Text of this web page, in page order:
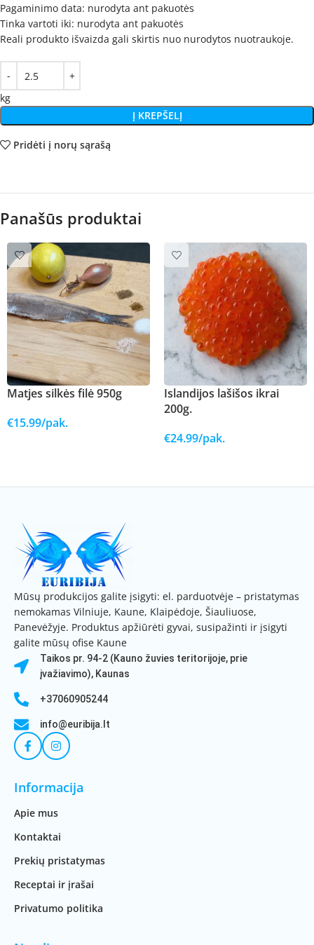
Pagaminimo data: nurodyta ant pakuotės
Tinka vartoti iki: nurodyta ant pakuotės
Reali produkto išvaizda gali skirtis nuo nurodytos nuotraukoje.
kg
Į KREPŠELĮ
Pridėti į norų sąrašą
Panašūs produktai
Matjes silkės filė 950g
€15.99/pak.
Islandijos lašišos ikrai
200g.
€24.99/pak.
Mūsų produkcijos galite įsigyti: el. parduotvėje – pristatymas
nemokamas Vilniuje, Kaune, Klaipėdoje, Šiauliuose,
Panevėžyje. Produktus apžiūrėti gyvai, susipažinti ir įsigyti
galite mūsų ofise Kaune
Taikos pr. 94-2 (Kauno žuvies teritorijoje, prie
įvažiavimo), Kaunas
+37060905244
info@euribija.lt
Informacija
Apie mus
Kontaktai
Prekių pristatymas
Receptai ir įrašai
Privatumo politika